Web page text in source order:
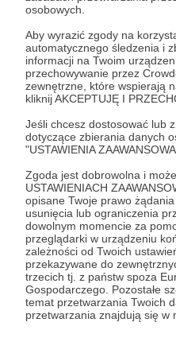
osobowych.
Aby wyrazić zgody na
automatycznego śledzenia i
informacji na Twoim
przechowywanie przez
zewnętrzne, które wspierają
kliknij AKCEPTUJĘ I
Jeśli chcesz dostosować lub
dotyczące zbierania danych
"USTAWIENIA
Zgoda jest dobrowolna i
USTAWIENIACH
opisane Twoje prawo
usunięcia lub ograniczenia
dowolnym momencie za
przeglądarki w urządzeniu
zależności od Twoich
przekazywane do
trzecich tj. z państw spoza
Gospodarczego. Pozostałe
temat przetwarzania Twoich
przetwarzania znajdują się w
równieżwymieniony
początkowej filmów
Wspierający ^_^.
wyłącznie
promocyjnej ani
Patroni: 4
50 zł miesięcznie
Platynowy Próg
Tutaj nie wiem co
będziesz w stanie
mnie taką kwotę to